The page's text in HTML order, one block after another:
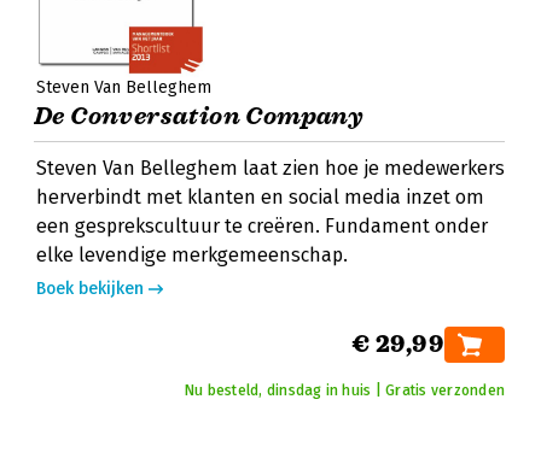
Steven Van Belleghem
De Conversation Company
Steven Van Belleghem laat zien hoe je medewerkers
herverbindt met klanten en social media inzet om
een gesprekscultuur te creëren. Fundament onder
elke levendige merkgemeenschap.
Boek bekijken
€ 29,99
Nu besteld, dinsdag in huis | Gratis verzonden